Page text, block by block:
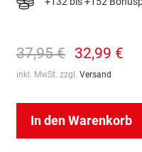
37,95 € 32,99 €
inkl. MwSt. zzgl. Versand
In den Warenkorb